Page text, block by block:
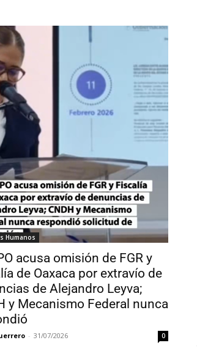
Humanos
acusa omisión de FGR y
de Oaxaca por extravío de
de Alejandro Leyva;
y Mecanismo Federal nunca
- 31/07/2026 0